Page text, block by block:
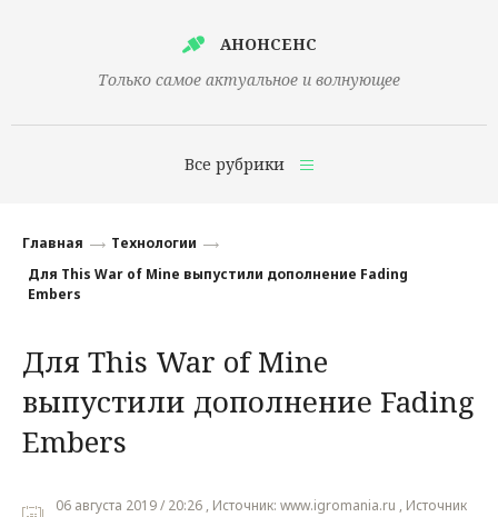
АНОНСЕНС
Только самое актуальное и волнующее
Все рубрики
Финансы
Наука
Культура
Общество
Главная
Технологии
Для This War of Mine выпустили дополнение Fading
Embers
Для This War of Mine
выпустили дополнение Fading
Embers
06 августа 2019 / 20:26 , Источник: www.igromania.ru , Источник